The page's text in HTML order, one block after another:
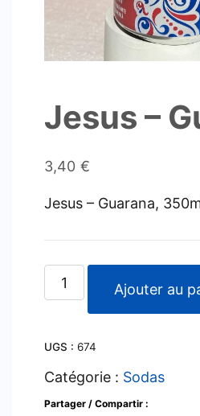
Jesus –
3,40 €
Jesus – Guarana,
quantité
de
-
Guarana
Ajouter au
UGS : 674
Catégorie : Sodas
Partager / Compartir :